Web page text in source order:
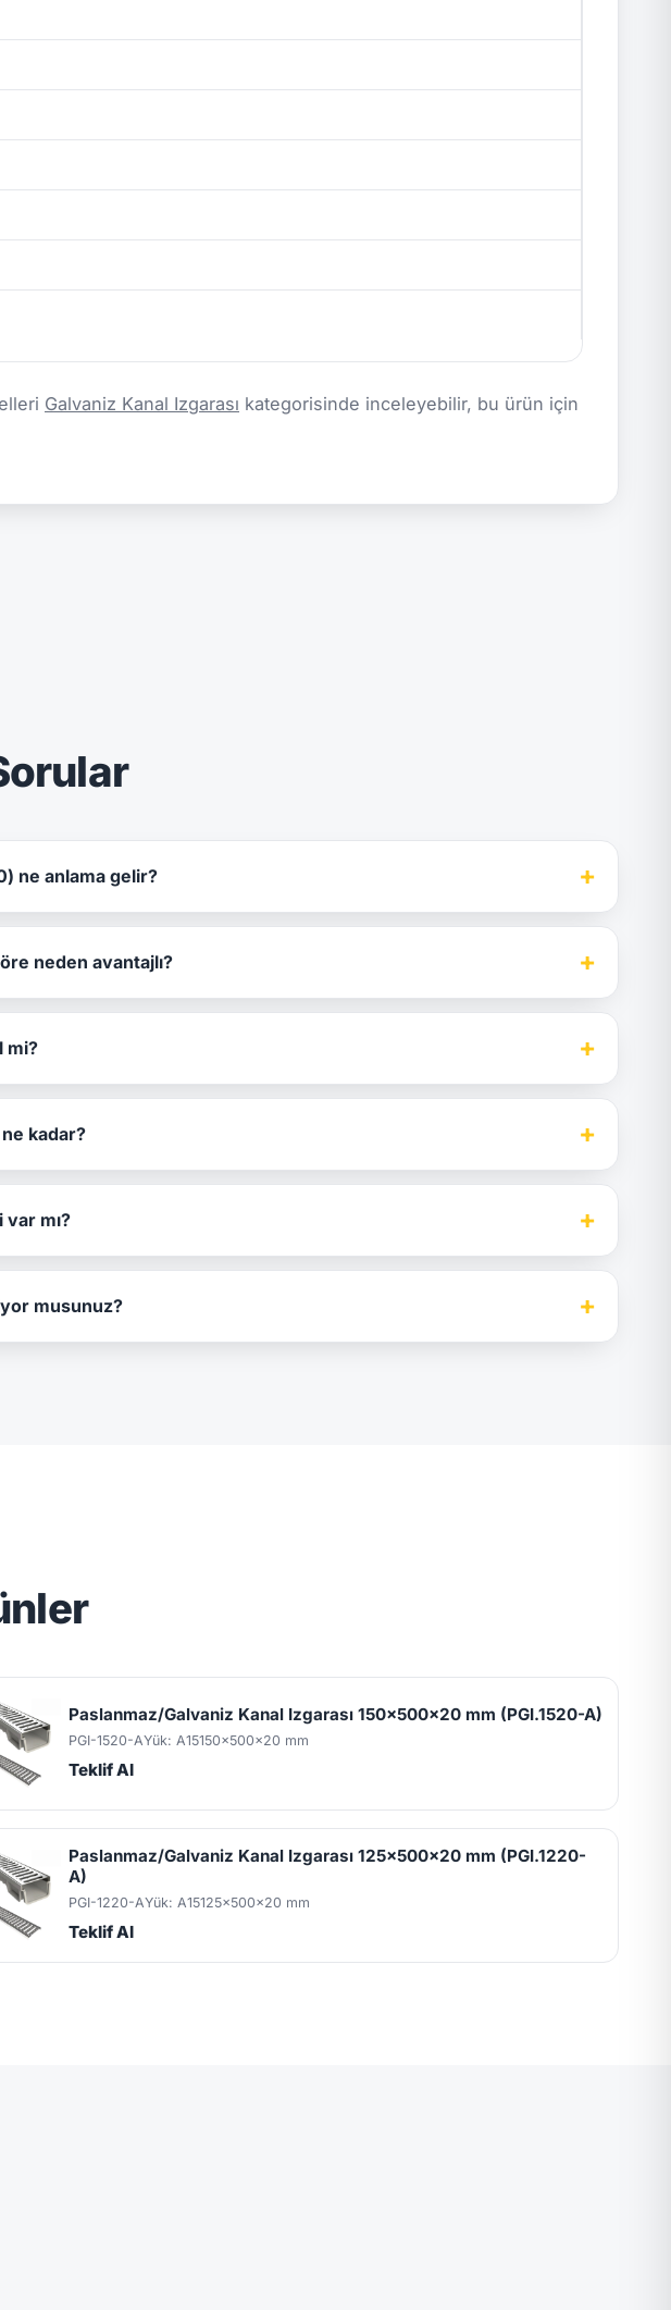
Galvaniz Kanal Izgarası kategorisinde inceleyebilir, bu ürün için
ne anlama gelir? +
neden avantajlı? +
mi? +
kadar? +
mı? +
musunuz? +
Paslanmaz/Galvaniz Kanal Izgarası 150x500x20 mm (PGI.1520-A)
PGI-1520-AYük: A15150x500x20 mm
Teklif Al
Paslanmaz/Galvaniz Kanal Izgarası 125x500x20 mm (PGI.1220-
A)
PGI-1220-AYük: A15125x500x20 mm
Teklif Al